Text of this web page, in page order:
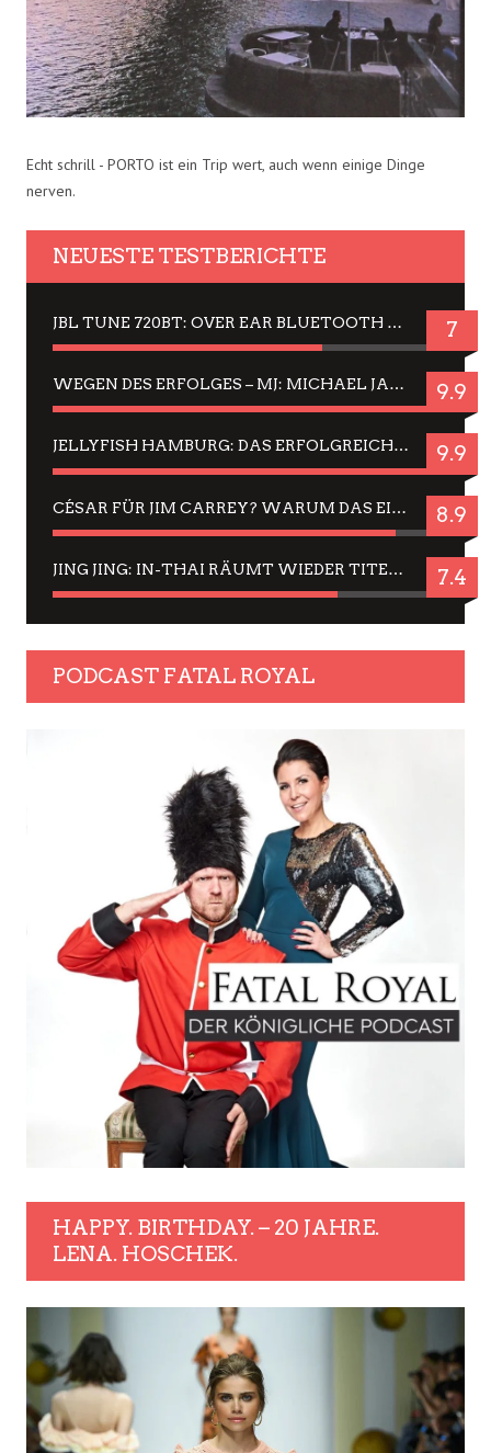
Echt schrill - PORTO ist ein Trip wert, auch wenn einige Dinge
nerven.
NEUESTE TESTBERICHTE
JBL TUNE 720BT: OVER EAR BLUETOOTH KOPFHÖRER UM DIE 50,-€ IM DAUER-TEST 7
WEGEN DES ERFOLGES – MJ: MICHAEL JACKSON MUSICAL IN EINER MATINEE SEHEN 9.9
JELLYFISH HAMBURG: DAS ERFOLGREICHE SOMMER-MENÜ 2025 IN GEFÜHLEN UND BILDERN 9.9
CÉSAR FÜR JIM CARREY? WARUM DAS EINER DER NERVIGSTEN ACTORS IST UND BLEIBT 8.9
JING JING: IN-THAI RÄUMT WIEDER TITEL AB – EIN ZWEI-STUNDEN-ERLEBNISBERICHT 7.4
PODCAST FATAL ROYAL
HAPPY. BIRTHDAY. – 20 JAHRE.
LENA. HOSCHEK.